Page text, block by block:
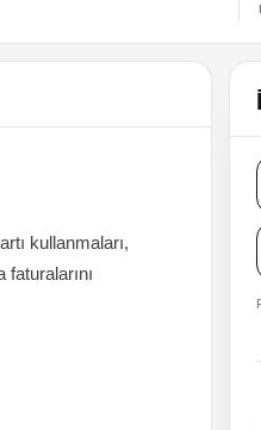
kullanmaları,